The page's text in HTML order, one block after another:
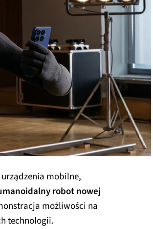
mobilne,
robot nowej
możliwości na
technologii.